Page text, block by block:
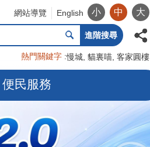
網站導覽 English 小 中 大
進階搜尋
熱門關鍵字 慢城 貓裏喵 客家圓樓
便民服務